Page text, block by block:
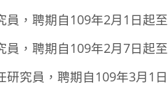
，聘期自109年2月1日起
，聘期自109年2月7日起
究員，聘期自109年3月1